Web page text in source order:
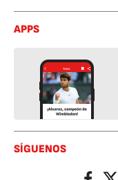
APPS
SÍGUENOS
Facebook